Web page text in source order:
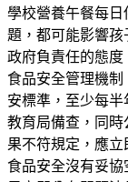
學校營養午餐每日
題，都可能影響
政府負責任的態度
食品安全管理機
安標準，至少每
教育局備查，同
果不符規定，應立
食品安全沒有妥